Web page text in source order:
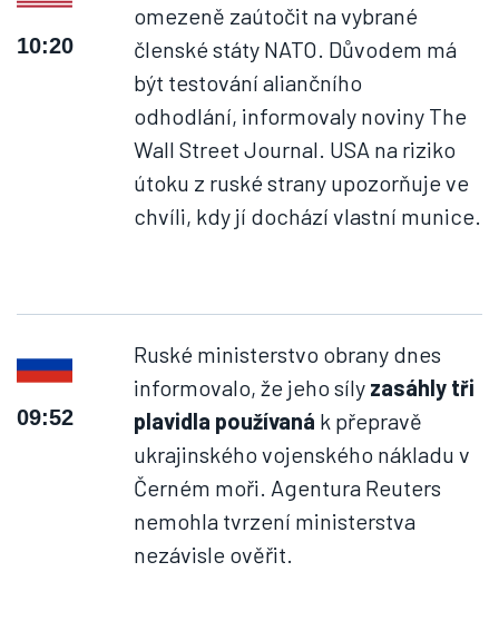
10:20
omezeně zaútočit na vybrané
členské státy NATO. Důvodem má
být testování aliančního
odhodlání, informovaly noviny The
Wall Street Journal. USA na riziko
útoku z ruské strany upozorňuje ve
chvíli, kdy jí dochází vlastní munice.
09:52
Ruské ministerstvo obrany dnes
informovalo, že jeho síly zasáhly tři
plavidla používaná k přepravě
ukrajinského vojenského nákladu v
Černém moři. Agentura Reuters
nemohla tvrzení ministerstva
nezávisle ověřit.